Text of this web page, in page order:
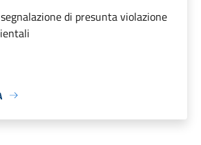
di presunta violazione